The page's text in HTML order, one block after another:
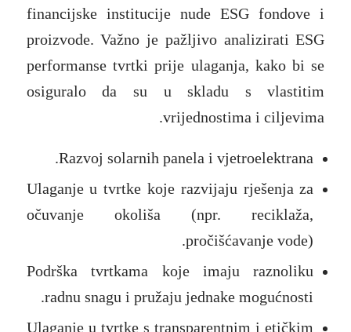
financijske institucije nude ESG fondove i
proizvode. Važno je pažljivo analizirati ESG
performanse tvrtki prije ulaganja, kako bi se
osiguralo da su u skladu s vlastitim
vrijednostima i ciljevima.
Razvoj solarnih panela i vjetroelektrana.
Ulaganje u tvrtke koje razvijaju rješenja za
očuvanje okoliša (npr. reciklaža,
pročišćavanje vode).
Podrška tvrtkama koje imaju raznoliku
radnu snagu i pružaju jednake mogućnosti.
Ulaganje u tvrtke s transparentnim i etičkim